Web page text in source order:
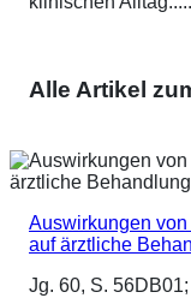
Alle Artikel
Auswirkungen
auf ärztliche
Jg. 60, S.